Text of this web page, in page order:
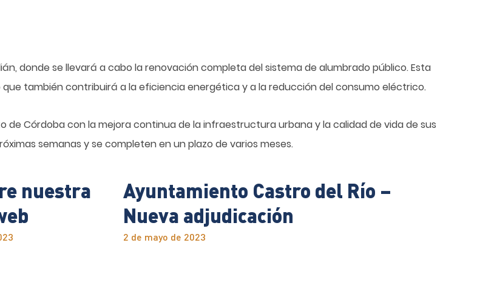
donde se llevará a cabo la renovación completa del sistema de alumbrado público. Esta
también contribuirá a la eficiencia energética y a la reducción del consumo eléctrico.
Córdoba con la mejora continua de la infraestructura urbana y la calidad de vida de sus
semanas y se completen en un plazo de varios meses.
nuestra
Ayuntamiento Castro del Río –
Nueva adjudicación
2 de mayo de 2023